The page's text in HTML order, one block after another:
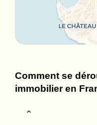
Comment se
immobilier en